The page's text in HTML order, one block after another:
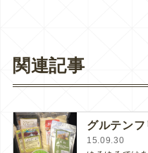
関連記事
グルテン
15.09.30